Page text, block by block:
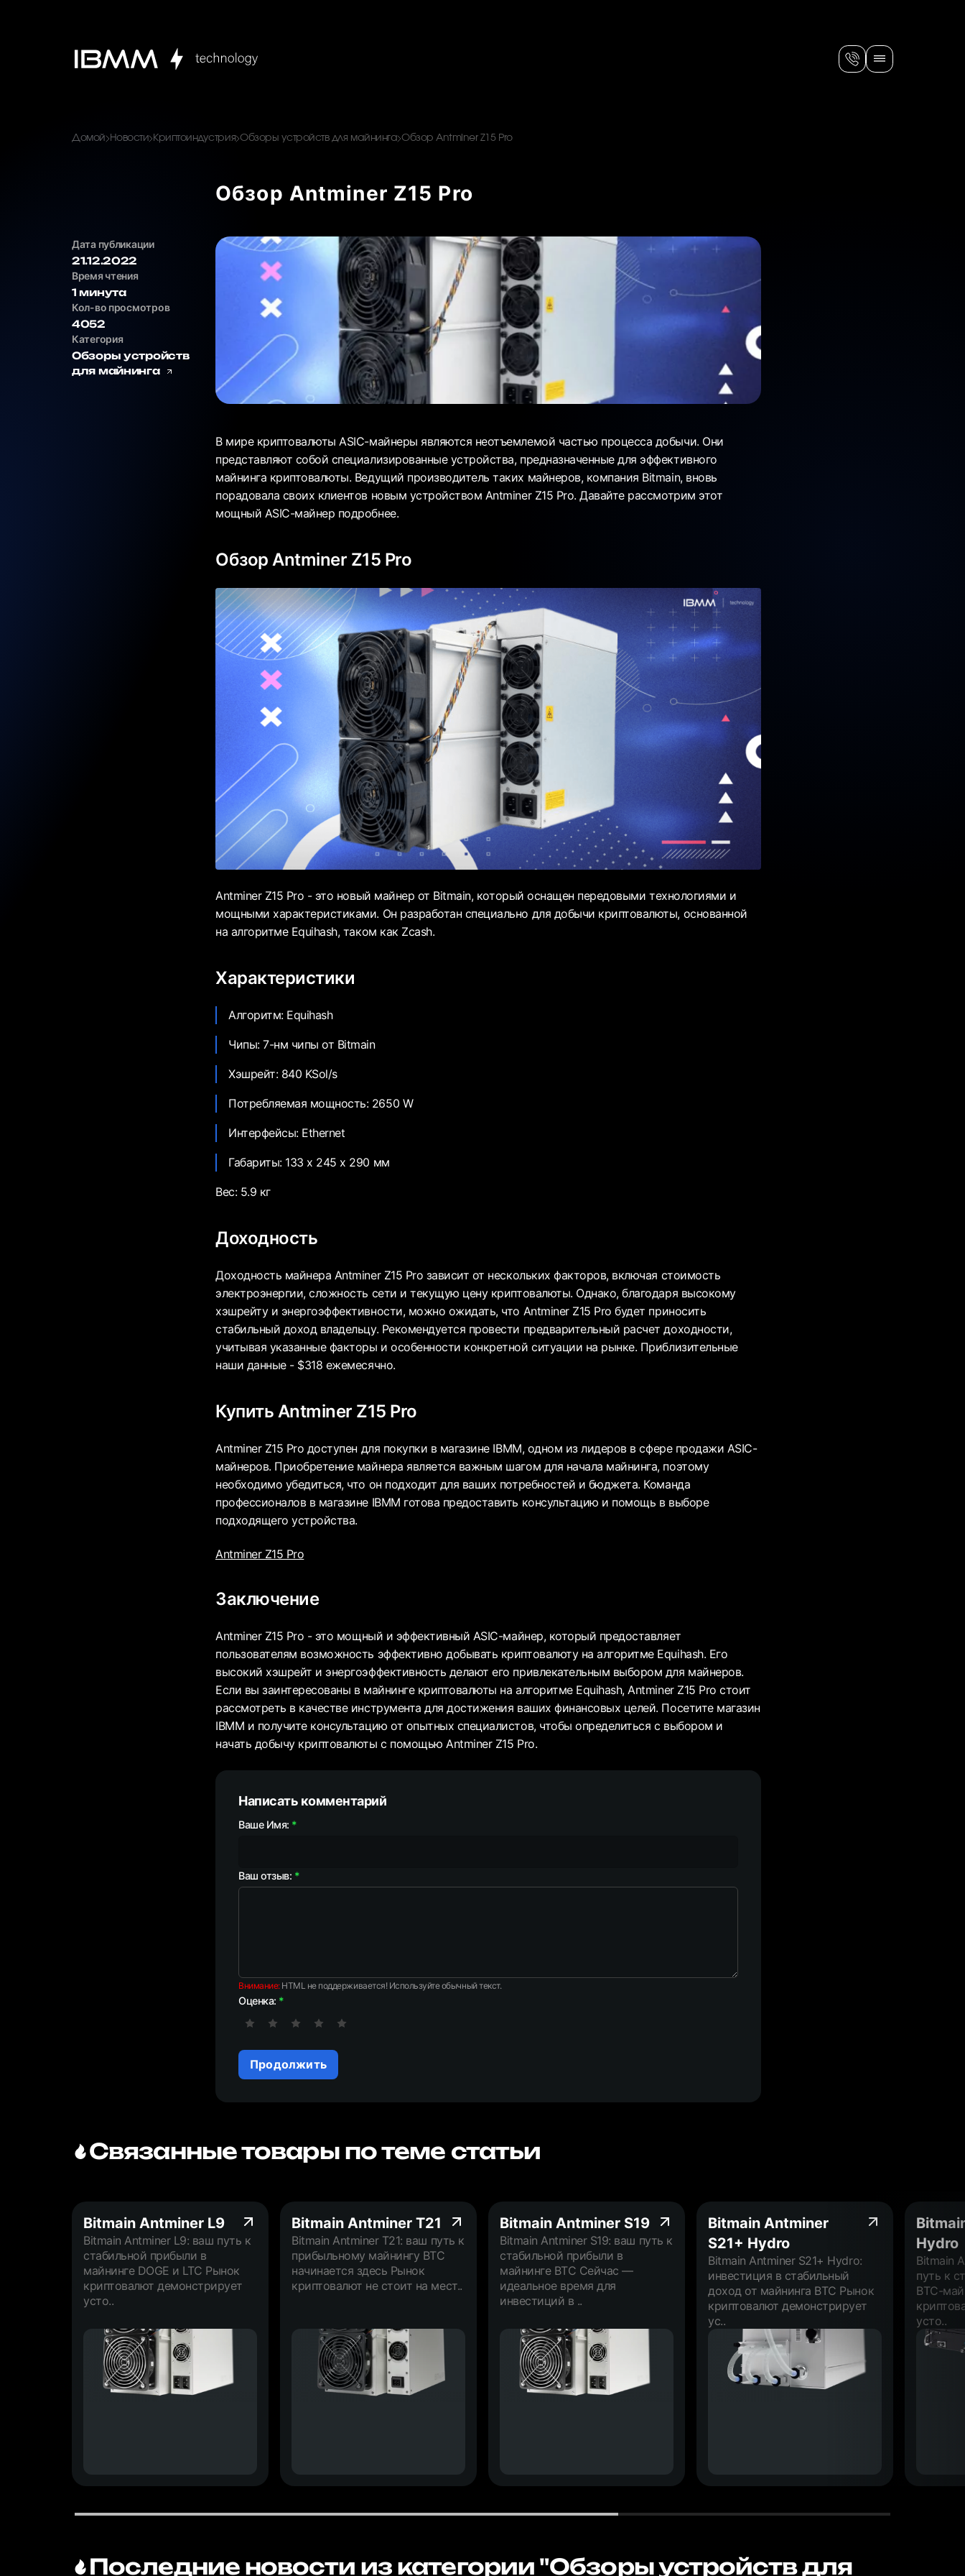
Домой Новости Криптоиндустрия Обзоры устройств для майнинга Обзор Antminer Z15 Pro
Обзор Antminer Z15 Pro
Дата публикации
21.12.2022
Время чтения
1 минута
Кол-во просмотров
4052
Категория
Обзоры устройств
для майнинга
В мире криптовалюты ASIC-майнеры являются неотъемлемой частью процесса добычи. Они
представляют собой специализированные устройства, предназначенные для эффективного
майнинга криптовалюты. Ведущий производитель таких майнеров, компания Bitmain, вновь
порадовала своих клиентов новым устройством Antminer Z15 Pro. Давайте рассмотрим этот
мощный ASIC-майнер подробнее.
Обзор Antminer Z15 Pro
Antminer Z15 Pro - это новый майнер от Bitmain, который оснащен передовыми технологиями и
мощными характеристиками. Он разработан специально для добычи криптовалюты, основанной
на алгоритме Equihash, таком как Zcash.
Характеристики
Алгоритм: Equihash
Чипы: 7-нм чипы от Bitmain
Хэшрейт: 840 KSol/s
Потребляемая мощность: 2650 W
Интерфейсы: Ethernet
Габариты: 133 x 245 x 290 мм
Вес: 5.9 кг
Доходность
Доходность майнера Antminer Z15 Pro зависит от нескольких факторов, включая стоимость
электроэнергии, сложность сети и текущую цену криптовалюты. Однако, благодаря высокому
хэшрейту и энергоэффективности, можно ожидать, что Antminer Z15 Pro будет приносить
стабильный доход владельцу. Рекомендуется провести предварительный расчет доходности,
учитывая указанные факторы и особенности конкретной ситуации на рынке. Приблизительные
наши данные - $318 ежемесячно.
Купить Antminer Z15 Pro
Antminer Z15 Pro доступен для покупки в магазине IBMM, одном из лидеров в сфере продажи ASIC-
майнеров. Приобретение майнера является важным шагом для начала майнинга, поэтому
необходимо убедиться, что он подходит для ваших потребностей и бюджета. Команда
профессионалов в магазине IBMM готова предоставить консультацию и помощь в выборе
подходящего устройства.
Antminer Z15 Pro
Заключение
Antminer Z15 Pro - это мощный и эффективный ASIC-майнер, который предоставляет
пользователям возможность эффективно добывать криптовалюту на алгоритме Equihash. Его
высокий хэшрейт и энергоэффективность делают его привлекательным выбором для майнеров.
Если вы заинтересованы в майнинге криптовалюты на алгоритме Equihash, Antminer Z15 Pro стоит
рассмотреть в качестве инструмента для достижения ваших финансовых целей. Посетите магазин
IBMM и получите консультацию от опытных специалистов, чтобы определиться с выбором и
начать добычу криптовалюты с помощью Antminer Z15 Pro.
Написать комментарий
Ваше Имя:
Ваш отзыв:
Внимание:HTML не поддерживается! Используйте обычный текст.
Оценка:
Продолжить
Связанные товары по теме статьи
Bitmain Antminer L9
Bitmain Antminer L9: ваш путь к
стабильной прибыли в
майнинге DOGE и LTC Рынок
криптовалют демонстрирует
усто..
Bitmain Antminer T21
Bitmain Antminer T21: ваш путь к
прибыльному майнингу BTC
начинается здесь Рынок
криптовалют не стоит на мест..
Bitmain Antminer S19
Bitmain Antminer S19: ваш путь к
стабильной прибыли в
майнинге BTC Сейчас —
идеальное время для
инвестиций в ..
Bitmain Antminer
S21+ Hydro
Bitmain Antminer S21+ Hydro:
инвестиция в стабильный
доход от майнинга BTC Рынок
криптовалют демонстрирует
ус..
Hydro
Bitmain
путь к
BTC-
усто..
Последние новости из категории "Обзоры устройств для